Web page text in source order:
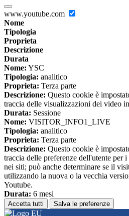
www.youtube.com
Nome
Tipologia
Proprieta
Descrizione
Durata
Nome: YSC
Tipologia: analitico
Proprieta: Terza parte
Descrizione: Questo cookie è
traccia delle visualizzazioni dei video
Durata: Sessione
Nome: VISITOR_INFO1_LIVE
Tipologia: analitico
Proprieta: Terza parte
Descrizione: Questo cookie è
traccia delle preferenze dell'utente per
nei siti; può anche determinare se il
utilizzando la nuova o la vecchia
Youtube.
Durata: 6 mesi
Accetta tutti Salva le preferenze